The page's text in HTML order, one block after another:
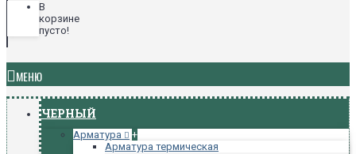
В
корзине
пусто!
МЕНЮ
ЧЕРНЫЙ
Арматура
+
Арматура термическая